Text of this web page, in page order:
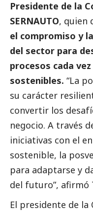
Presidente de la
SERNAUTO, quien
el compromiso y
del sector para
procesos cada
sostenibles. “La
su carácter
convertir los
negocio. A través
iniciativas con el
sostenible, la
para adaptarse y
del futuro”, afirmó
El presidente de la